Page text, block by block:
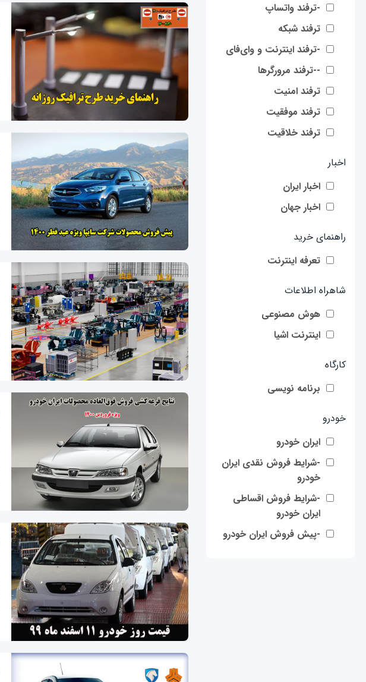
-ترفند واتساپ
ترفند شبکه
-ترفند اینترنت و وای‌فای
--ترفند مرورگرها
ترفند امنیت
ترفند موفقیت
ترفند خلاقیت
اخبار
اخبار ایران
اخبار جهان
راهنمای خرید
تعرفه اینترنت
شاهراه اطلاعات
هوش مصنوعی
اینترنت اشیا
کارگاه
برنامه نویسی
خودرو
ایران خودرو
-شرایط فروش نقدی ایران
خودرو
-شرایط فروش اقساطی
ایران خودرو
-پیش فروش ایران خودرو